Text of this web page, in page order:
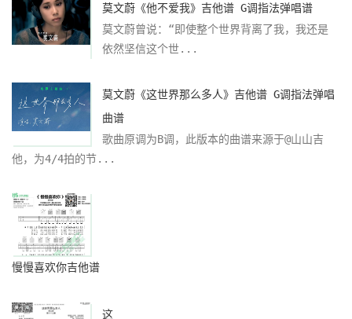
莫文蔚《他不爱我》吉他谱 G调指法弹唱谱
莫文蔚曾说：“即使整个世界背离了我，我还是
依然坚信这个世...
莫文蔚《这世界那么多人》吉他谱 G调指法弹唱
曲谱
歌曲原调为B调，此版本的曲谱来源于@山山吉
他，为4/4拍的节...
慢慢喜欢你吉他谱
这